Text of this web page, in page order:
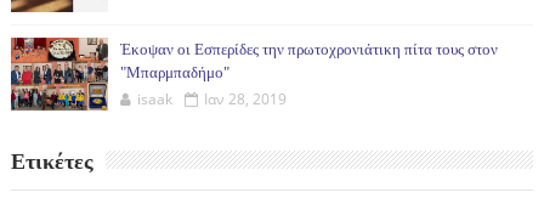
Έκοψαν οι Εσπερίδες την πρωτοχρονιάτικη πίτα τους στον
"Μπαρμπαδήμο"
isaak Ιαν 28, 2019
Ετικέτες